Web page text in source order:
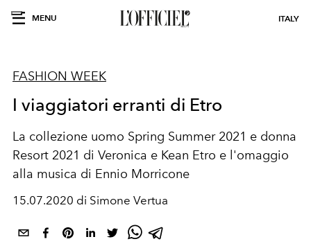
MENU ITALY
FASHION WEEK
I viaggiatori erranti di Etro
La collezione uomo Spring Summer 2021 e donna
Resort 2021 di Veronica e Kean Etro e l'omaggio
alla musica di Ennio Morricone
15.07.2020 di Simone Vertua